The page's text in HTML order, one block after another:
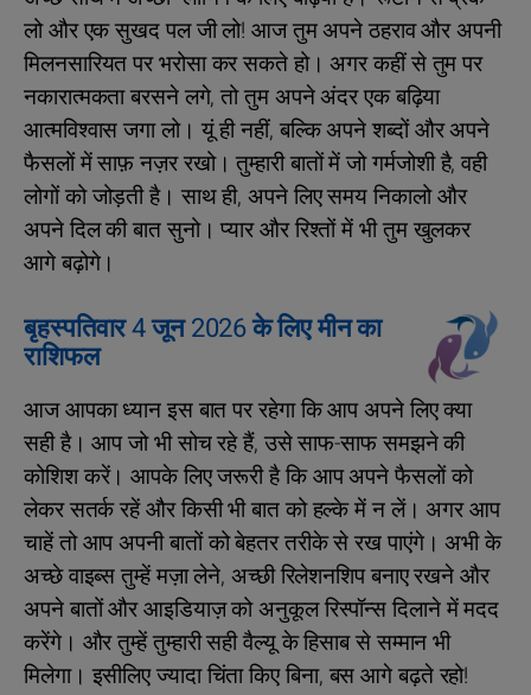
लो और एक सुखद पल जी लो! आज तुम अपने ठहराव और अपनी
मिलनसारियत पर भरोसा कर सकते हो। अगर कहीं से तुम पर
नकारात्मकता बरसने लगे, तो तुम अपने अंदर एक बढ़िया
आत्मविश्वास जगा लो। यूं ही नहीं, बल्कि अपने शब्दों और अपने
फैसलों में साफ़ नज़र रखो। तुम्हारी बातों में जो गर्मजोशी है, वही
लोगों को जोड़ती है। साथ ही, अपने लिए समय निकालो और
अपने दिल की बात सुनो। प्यार और रिश्तों में भी तुम खुलकर
आगे बढ़ोगे।
बृहस्पतिवार 4 जून 2026 के लिए मीन का
राशिफल
आज आपका ध्यान इस बात पर रहेगा कि आप अपने लिए क्या
सही है। आप जो भी सोच रहे हैं, उसे साफ-साफ समझने की
कोशिश करें। आपके लिए जरूरी है कि आप अपने फैसलों को
लेकर सतर्क रहें और किसी भी बात को हल्के में न लें। अगर आप
चाहें तो आप अपनी बातों को बेहतर तरीके से रख पाएंगे। अभी के
अच्‍छे वाइब्स तुम्हें मज़ा लेने, अच्‍छी रिलेशनशिप बनाए रखने और
अपने बातों और आइडियाज़ को अनुकूल रिस्पॉन्स दिलाने में मदद
करेंगे। और तुम्हें तुम्हारी सही वैल्यू के हिसाब से सम्मान भी
मिलेगा। इसीलिए ज्‍यादा चिंता किए बिना, बस आगे बढ़ते रहो!